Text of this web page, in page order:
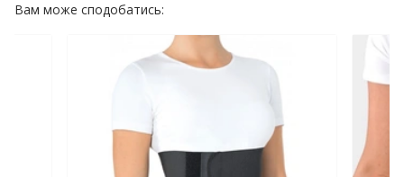
Вам може сподобатись: